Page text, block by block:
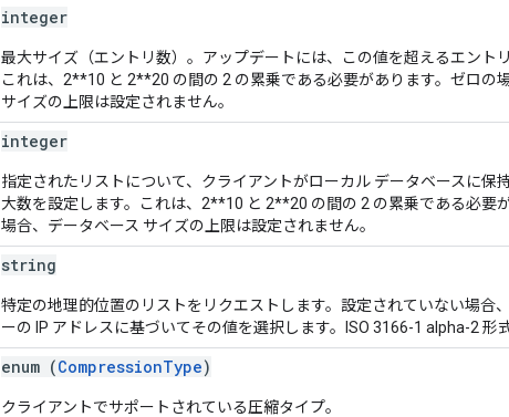
integer
最大サイズ（エントリ数）。アップデートには、この値を超えるエント
これは、2**10 と 2**20 の間の 2 の累乗である必要があります。ゼロの
サイズの上限は設定されません。
integer
指定されたリストについて、クライアントがローカル データベースに保
大数を設定します。これは、2**10 と 2**20 の間の 2 の累乗である必要
場合、データベース サイズの上限は設定されません。
string
特定の地理的位置のリストをリクエストします。設定されていない場合
ーの IP アドレスに基づいてその値を選択します。ISO 3166-1 alpha-2 形
enum (CompressionType)
クライアントでサポートされている圧縮タイプ。